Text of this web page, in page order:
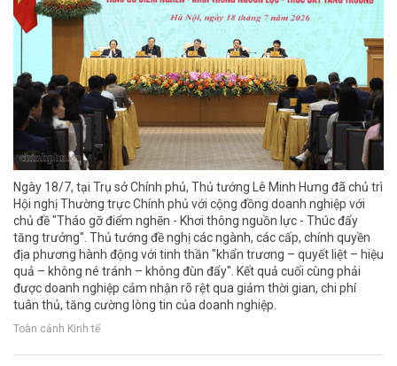
Ngày 18/7, tại Trụ sở Chính phủ, Thủ tướng Lê Minh Hưng đã chủ trì
Hội nghị Thường trực Chính phủ với cộng đồng doanh nghiệp với
chủ đề "Tháo gỡ điểm nghẽn - Khơi thông nguồn lực - Thúc đẩy
tăng trưởng". Thủ tướng đề nghị các ngành, các cấp, chính quyền
địa phương hành động với tinh thần "khẩn trương – quyết liệt – hiệu
quả – không né tránh – không đùn đẩy". Kết quả cuối cùng phải
được doanh nghiệp cảm nhận rõ rệt qua giảm thời gian, chi phí
tuân thủ, tăng cường lòng tin của doanh nghiệp.
Toàn cảnh Kinh tế